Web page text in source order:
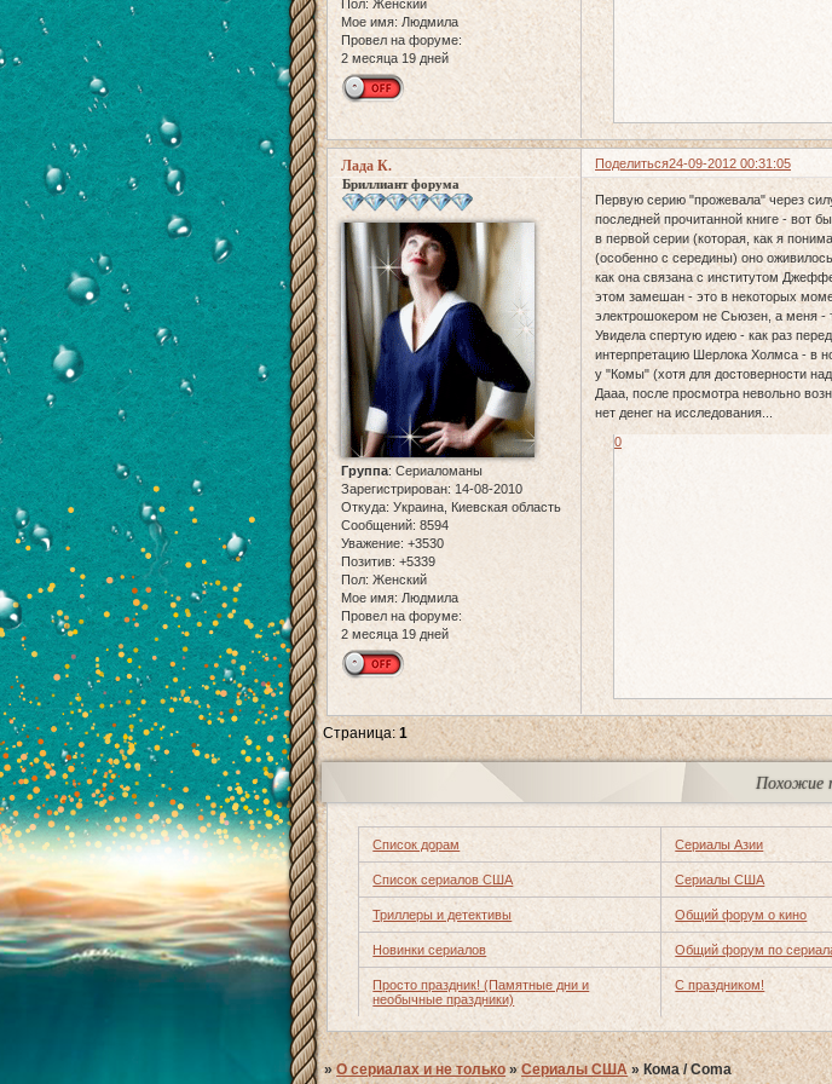
Пол: Женский
Мое имя: Людмила
Провел на форуме:
2 месяца 19 дней
Поделиться24-09-2012 00:31:05
Лада К.
Бриллиант форума
Группа: Сериаломаны
Зарегистрирован: 14-08-2010
Откуда: Украина, Киевская область
Сообщений: 8594
Уважение: +3530
Позитив: +5339
Пол: Женский
Мое имя: Людмила
Провел на форуме:
2 месяца 19 дней
Первую серию "прожевала" через
последней прочитанной книге - вот
в первой серии (которая, как я
(особенно с середины) оно
как она связана с институтом
этом замешан - это в некоторых
электрошокером не Сьюзен, а меня -
Увидела спертую идею - как раз
интерпретацию Шерлока Холмса - в
у "Комы" (хотя для достоверности
Дааа, после просмотра невольно
нет денег на исследования...
0
Страница:1
Похожие
Список дорам Сериалы Азии
Список сериалов США Сериалы США
Триллеры и детективы Общий форум о кино
Новинки сериалов Общий форум по
Просто праздник! (Памятные дни и
необычные праздники)
С праздником!
»О сериалах и не только »Сериалы США »Кома / Coma